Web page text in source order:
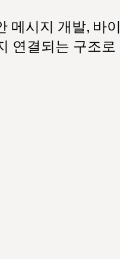
메시지 개발, 바이
연결되는 구조로